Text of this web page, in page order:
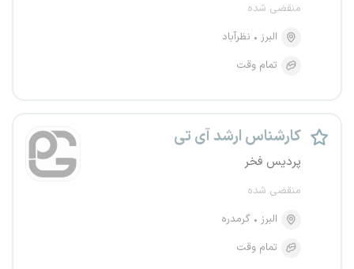
منقضی شده
البرز
نظرآباد
تمام وقت
کارشناس ارشد آی تی
پردیس فخر
منقضی شده
البرز
گرمدره
تمام وقت